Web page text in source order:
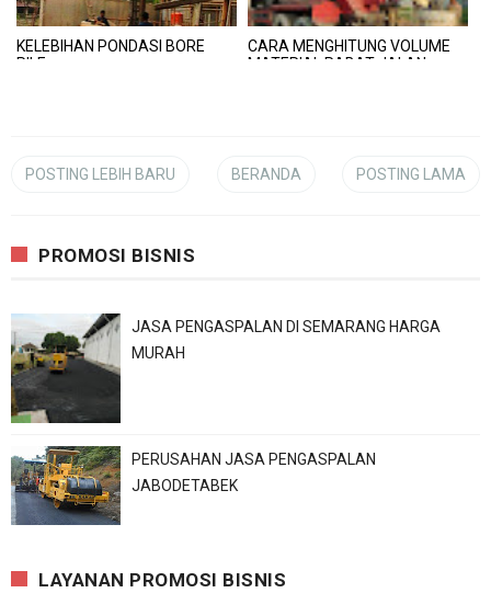
KELEBIHAN PONDASI BORE
PILE
CARA MENGHITUNG VOLUME
MATERIAL RABAT JALAN
POSTING LEBIH BARU POSTING LAMA
BERANDA
PROMOSI BISNIS
JASA PENGASPALAN DI SEMARANG HARGA
MURAH
PERUSAHAN JASA PENGASPALAN
JABODETABEK
LAYANAN PROMOSI BISNIS